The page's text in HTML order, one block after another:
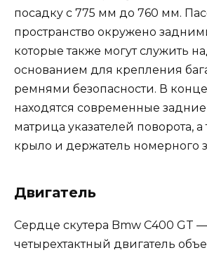
посадку с 775 мм до 760 мм.
пространство окружено
которые также могут служить
основанием для крепления
ремнями безопасности. В
находятся современные
матрица указателей поворота,
крыло и держатель номерного
Двигатель
Сердце скутера Bmw C400 GT —
четырехтактный двигатель